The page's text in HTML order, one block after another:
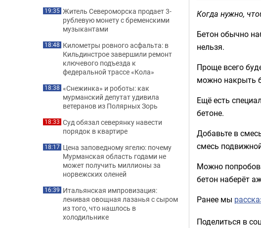
Когда нужно,
Бетон обычно
нельзя.
Проще всего
можно накрыть
Ещё есть
бетоне.
Добавьте в
смесь
Можно
бетон наберёт
Ранее мы
Поделиться в
19:35 Житель Североморска продает 3-
рублевую монету с бременскими
музыкантами
18:48 Километры ровного асфальта: в
Кильдинстрое завершили ремонт
ключевого подъезда к
федеральной трассе «Кола»
18:38 «Снежинка» и роботы: как
мурманский депутат удивила
ветеранов из Полярных Зорь
18:33 Суд обязал северянку навести
порядок в квартире
18:17 Цена заповедному ягелю: почему
Мурманская область годами не
может получить миллионы за
норвежских оленей
16:39 Итальянская импровизация:
ленивая овощная лазанья с сыром
из того, что нашлось в
холодильнике